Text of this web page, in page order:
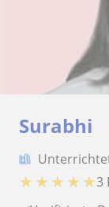
Surabhi
★ ★ ★ ★ ★3